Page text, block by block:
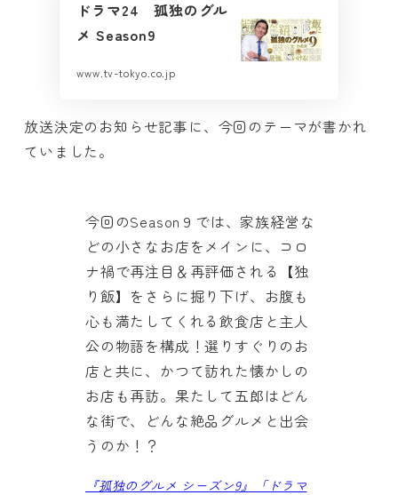
ドラマ24 孤独のグル
メ Season9
www.tv-tokyo.co.jp
放送決定のお知らせ記事に、今回のテーマが書かれ
ていました。
今回のSeason９では、家族経営な
どの小さなお店をメインに、コロ
ナ禍で再注目＆再評価される【独
り飯】をさらに掘り下げ、お腹も
心も満たしてくれる飲食店と主人
公の物語を構成！選りすぐりのお
店と共に、かつて訪れた懐かしの
お店も再訪。果たして五郎はどん
な街で、どんな絶品グルメと出会
うのか！？
『孤独のグルメ シーズン9』「ドラマ